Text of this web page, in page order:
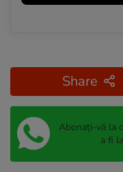
Share
Abonați-vă la
a fi